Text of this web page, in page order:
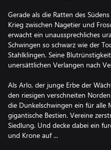
Gerade als die Ratten des
Krieg zwischen Nagetier und
erwacht ein unaussprechliches
Schwingen so schwarz wie der
Stahlklingen. Seine
unersättlichen Verlangen nach
Als Arlo, der junge Erbe der
den riesigen verschneiten
die Dunkelschwingen ein für alle
gigantische Bestien. Vereine
Siedlung. Und decke dabei ein
und Krone auf ...